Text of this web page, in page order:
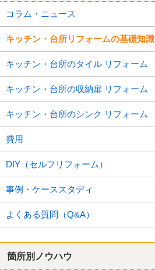
コラム・ニュース
キッチン・台所リフォームの基礎知識
キッチン・台所のタイル リフォーム
キッチン・台所の収納扉 リフォーム
キッチン・台所のシンク リフォーム
費用
DIY（セルフリフォーム）
事例・ケーススタディ
よくある質問（Q&A）
箇所別ノウハウ